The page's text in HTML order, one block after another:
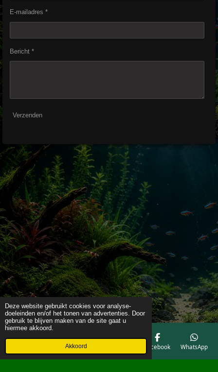
Deze website gebruikt cookies voor analyse-
doeleinden en/of het tonen van advertenties. Door
gebruik te blijven maken van de site gaat u
hiermee akkoord.
Akkoord
E-mailadres *
Bericht *
Verzenden
Telefoonnummer Facebook WhatsApp